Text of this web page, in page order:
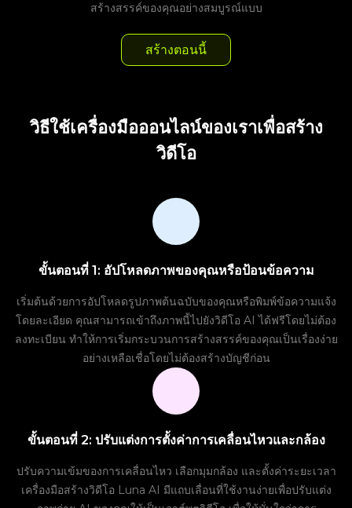
สร้างสรรค์ของคุณอย่างสมบูรณ์แบบ
สร้างตอนนี้
วิธีใช้เครื่องมือออนไลน์ของเราเพื่อสร้าง
วิดีโอ
ขั้นตอนที่ 1: อัปโหลดภาพของคุณหรือป้อนข้อความ
เริ่มต้นด้วยการอัปโหลดรูปภาพต้นฉบับของคุณหรือพิมพ์ข้อความแจ้ง
โดยละเอียด คุณสามารถเข้าถึงภาพนี้ไปยังวิดีโอ AI ได้ฟรีโดยไม่ต้อง
ลงทะเบียน ทำให้การเริ่มกระบวนการสร้างสรรค์ของคุณเป็นเรื่องง่าย
อย่างเหลือเชื่อโดยไม่ต้องสร้างบัญชีก่อน
ขั้นตอนที่ 2: ปรับแต่งการตั้งค่าการเคลื่อนไหวและกล้อง
ปรับความเข้มของการเคลื่อนไหว เลือกมุมกล้อง และตั้งค่าระยะเวลา
เครื่องมือสร้างวิดีโอ Luna AI มีแถบเลื่อนที่ใช้งานง่ายเพื่อปรับแต่ง